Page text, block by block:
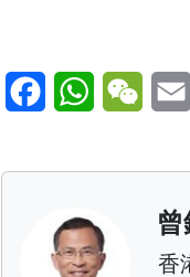
FacebookWhatsApp
香